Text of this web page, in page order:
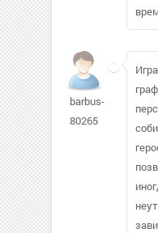
barbus-
80265